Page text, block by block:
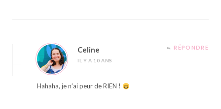
Celine
IL Y A 10 ANS
RÉPONDRE
Hahaha, je n’ai peur de RIEN !